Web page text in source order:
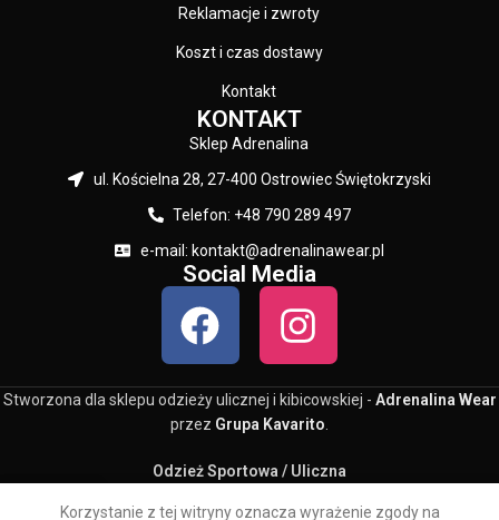
Reklamacje i zwroty
Koszt i czas dostawy
Kontakt
KONTAKT
Sklep Adrenalina
ul. Kościelna 28, 27-400 Ostrowiec Świętokrzyski
Telefon: +48 790 289 497
e-mail: kontakt@adrenalinawear.pl
Social Media
Stworzona dla sklepu odzieży ulicznej i kibicowskiej - Adrenalina Wear
przez Grupa Kavarito
Odzież Sportowa / Uliczna
Korzystanie z tej witryny oznacza wyrażenie zgody na